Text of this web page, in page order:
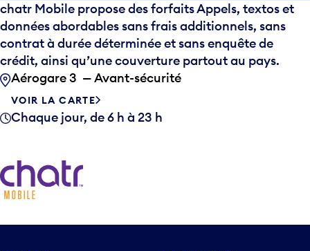
chatr Mobile propose des forfaits Appels, textos et
données abordables sans frais additionnels, sans
contrat à durée déterminée et sans enquête de
crédit, ainsi qu’une couverture partout au pays.
Aérogare 3 — Avant-sécurité
VOIR LA CARTE
Chaque jour, de 6 h à 23 h